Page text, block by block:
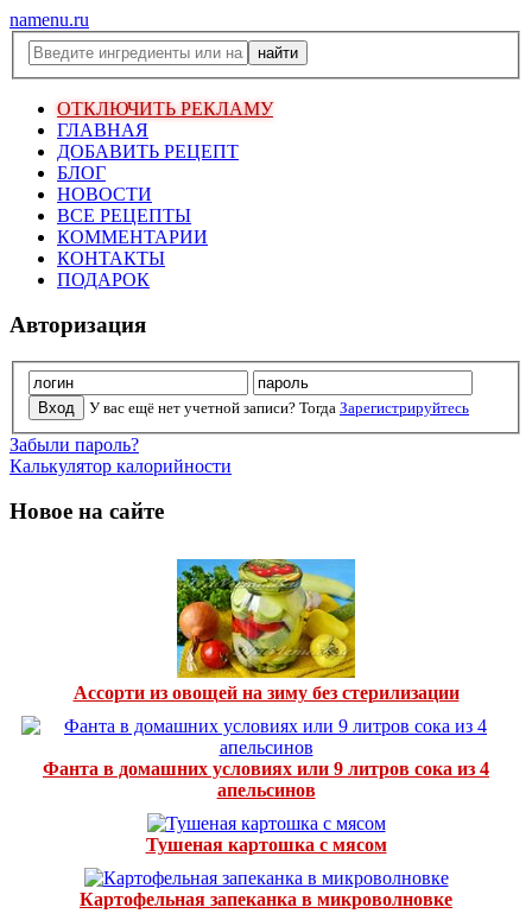
namenu.ru
ОТКЛЮЧИТЬ РЕКЛАМУ
ГЛАВНАЯ
ДОБАВИТЬ РЕЦЕПТ
БЛОГ
НОВОСТИ
ВСЕ РЕЦЕПТЫ
КОММЕНТАРИИ
КОНТАКТЫ
ПОДАРОК
Авторизация
У вас ещё нет учетной записи? Тогда Зарегистрируйтесь
Забыли пароль?
Калькулятор калорийности
Новое на сайте
Ассорти из овощей на зиму без стерилизации
Фанта в домашних условиях или 9 литров сока из 4
апельсинов
Тушеная картошка с мясом
Картофельная запеканка в микроволновке